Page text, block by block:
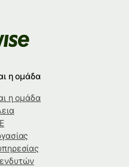
η ομάδα
η ομάδα